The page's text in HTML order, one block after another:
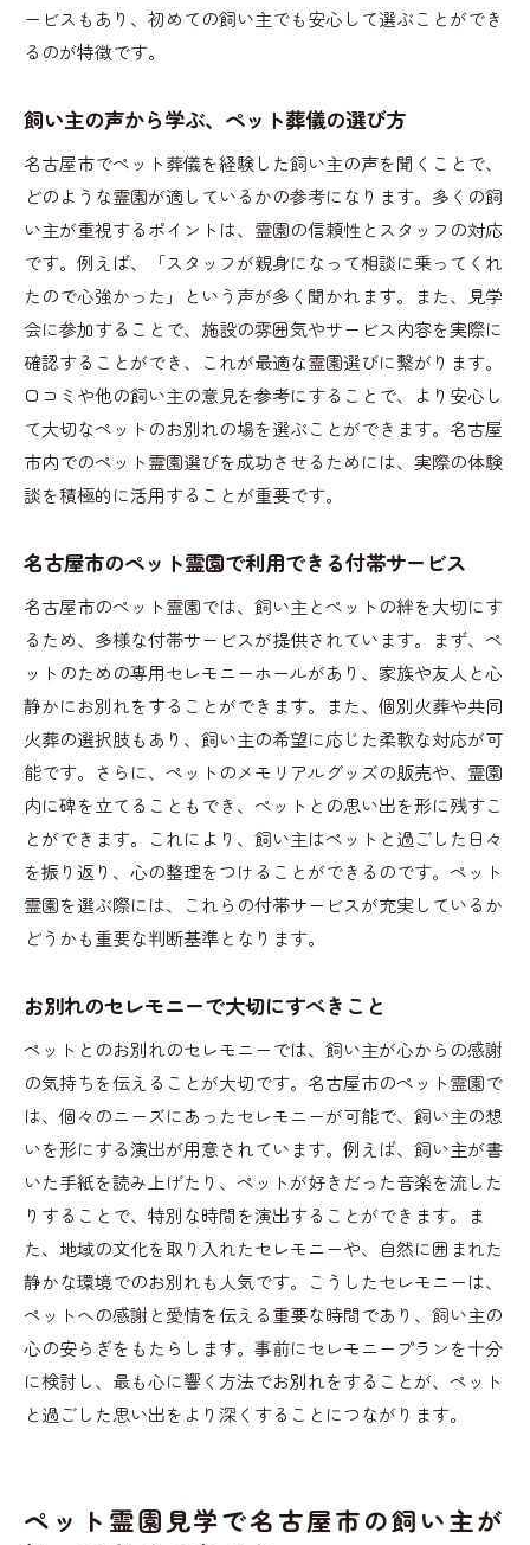
ービスもあり、初めての飼い主でも安心して選ぶことができ
るのが特徴です。
飼い主の声から学ぶ、ペット葬儀の選び方
名古屋市でペット葬儀を経験した飼い主の声を聞くことで、
どのような霊園が適しているかの参考になります。多くの飼
い主が重視するポイントは、霊園の信頼性とスタッフの対応
です。例えば、「スタッフが親身になって相談に乗ってくれ
たので心強かった」という声が多く聞かれます。また、見学
会に参加することで、施設の雰囲気やサービス内容を実際に
確認することができ、これが最適な霊園選びに繋がります。
口コミや他の飼い主の意見を参考にすることで、より安心し
て大切なペットのお別れの場を選ぶことができます。名古屋
市内でのペット霊園選びを成功させるためには、実際の体験
談を積極的に活用することが重要です。
名古屋市のペット霊園で利用できる付帯サービス
名古屋市のペット霊園では、飼い主とペットの絆を大切にす
るため、多様な付帯サービスが提供されています。まず、ペ
ットのための専用セレモニーホールがあり、家族や友人と心
静かにお別れをすることができます。また、個別火葬や共同
火葬の選択肢もあり、飼い主の希望に応じた柔軟な対応が可
能です。さらに、ペットのメモリアルグッズの販売や、霊園
内に碑を立てることもでき、ペットとの思い出を形に残すこ
とができます。これにより、飼い主はペットと過ごした日々
を振り返り、心の整理をつけることができるのです。ペット
霊園を選ぶ際には、これらの付帯サービスが充実しているか
どうかも重要な判断基準となります。
お別れのセレモニーで大切にすべきこと
ペットとのお別れのセレモニーでは、飼い主が心からの感謝
の気持ちを伝えることが大切です。名古屋市のペット霊園で
は、個々のニーズにあったセレモニーが可能で、飼い主の想
いを形にする演出が用意されています。例えば、飼い主が書
いた手紙を読み上げたり、ペットが好きだった音楽を流した
りすることで、特別な時間を演出することができます。ま
た、地域の文化を取り入れたセレモニーや、自然に囲まれた
静かな環境でのお別れも人気です。こうしたセレモニーは、
ペットへの感謝と愛情を伝える重要な時間であり、飼い主の
心の安らぎをもたらします。事前にセレモニープランを十分
に検討し、最も心に響く方法でお別れをすることが、ペット
と過ごした思い出をより深くすることにつながります。
ペット霊園見学で名古屋市の飼い主が